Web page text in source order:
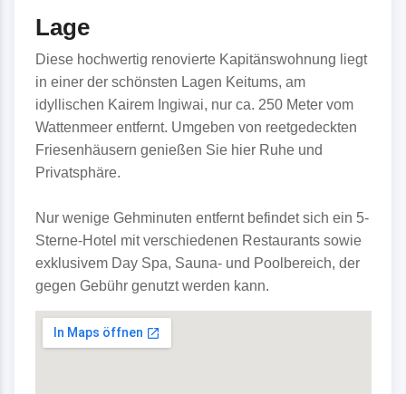
Lage
Diese hochwertig renovierte Kapitänswohnung liegt
in einer der schönsten Lagen Keitums, am
idyllischen Kairem Ingiwai, nur ca. 250 Meter vom
Wattenmeer entfernt. Umgeben von reetgedeckten
Friesenhäusern genießen Sie hier Ruhe und
Privatsphäre.
Nur wenige Gehminuten entfernt befindet sich ein 5-
Sterne-Hotel mit verschiedenen Restaurants sowie
exklusivem Day Spa, Sauna- und Poolbereich, der
gegen Gebühr genutzt werden kann.